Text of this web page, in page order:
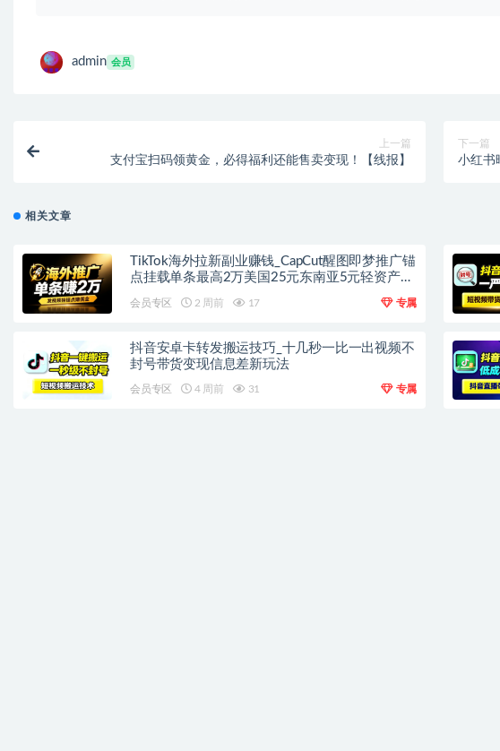
admin 会员
上一篇
支付宝扫码领黄金，必得福利还能售卖变现！【线报】
下一篇
小红书
相关文章
TikTok海外拉新副业赚钱_CapCut醒图即梦推广锚
点挂载单条最高2万美国25元东南亚5元轻资产上
会员专区 2 周前 17 专属
抖音安卓卡转发搬运技巧_十几秒一比一出视频不
封号带货变现信息差新玩法
会员专区 4 周前 31 专属